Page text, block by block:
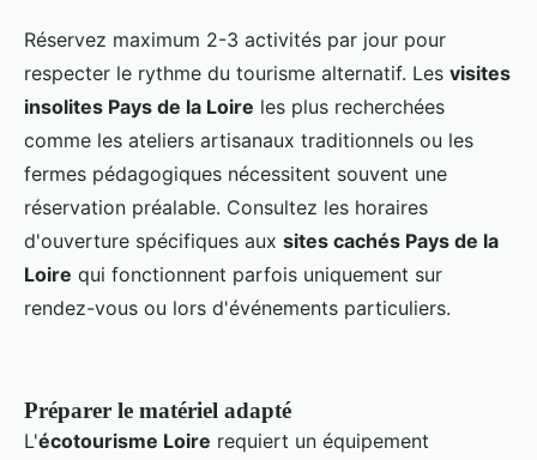
Réservez maximum 2-3 activités par jour pour
respecter le rythme du tourisme alternatif. Les visites
insolites Pays de la Loire les plus recherchées
comme les ateliers artisanaux traditionnels ou les
fermes pédagogiques nécessitent souvent une
réservation préalable. Consultez les horaires
d'ouverture spécifiques aux sites cachés Pays de la
Loire qui fonctionnent parfois uniquement sur
rendez-vous ou lors d'événements particuliers.
Préparer le matériel adapté
L'écotourisme Loire requiert un équipement